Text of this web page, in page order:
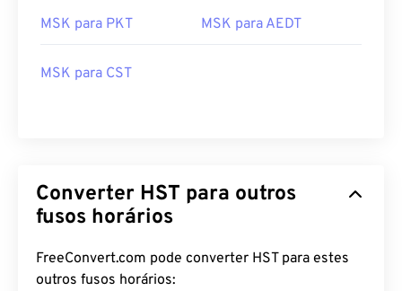
MSK para PKT MSK para AEDT
MSK para CST
Converter HST para outros
fusos horários
FreeConvert.com pode converter HST para estes
outros fusos horários: